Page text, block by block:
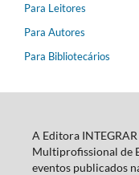
Para Leitores
Para Autores
Para Bibliotecários
A Editora
Multiprofissional de
eventos publicados